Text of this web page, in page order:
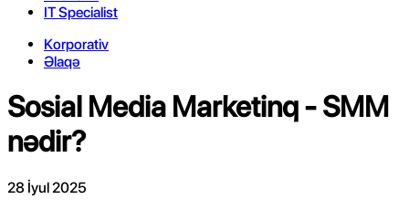
IT Specialist
Korporativ
Əlaqə
Sosial Media Marketinq - SMM
nədir?
28 İyul 2025